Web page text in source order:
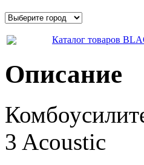
Каталог товаров
Описание
3 Acoustic